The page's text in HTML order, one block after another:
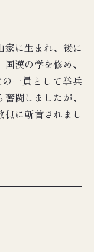
家に生まれ、後に
漢の学を修め、
一員として挙兵
闘しましたが、
に斬首されまし